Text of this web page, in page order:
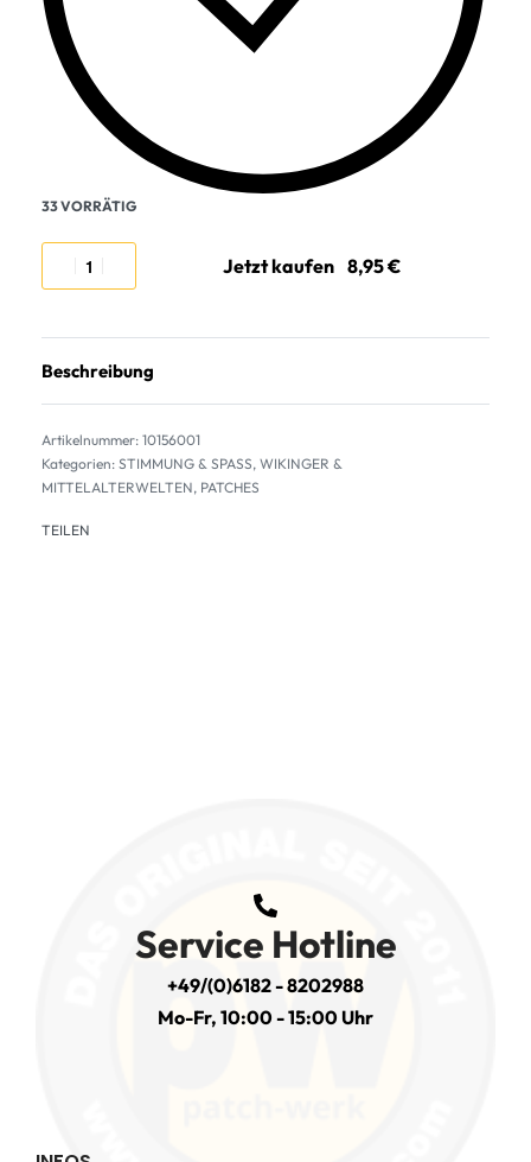
33 VORRÄTIG
Jetzt kaufen
Beschreibung
10156001
Kategorien: STIMMUNG & SPASS, WIKINGER &
MITTELALTERWELTEN, PATCHES
TEILEN
Service Hotline
+49/(0)6182 - 8202988
Mo-Fr, 10:00 - 15:00 Uhr